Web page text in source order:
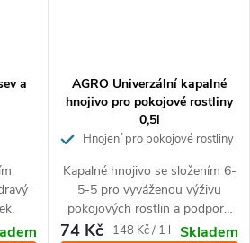
a
AGRO Univerzální kapalné
hnojivo pro pokojové rostliny
0,5l
Hnojení pro pokojové rostliny
Kapalné hnojivo se složením 6-
5-5 pro vyváženou výživu
pokojových rostlin a podporu
jejich růstu i kvetení.
74 Kč
Měrná
148 Kč / 1 l
Skladem